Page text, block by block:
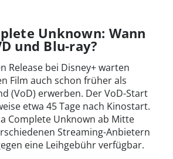
Unknown: Wann
und Blu-ray?
Release bei Disney+ warten
Film auch schon früher als
(VoD) erwerben. Der VoD-Start
etwa 45 Tage nach Kinostart.
Complete Unknown ab Mitte
Streaming-Anbietern
eine Leihgebühr verfügbar.